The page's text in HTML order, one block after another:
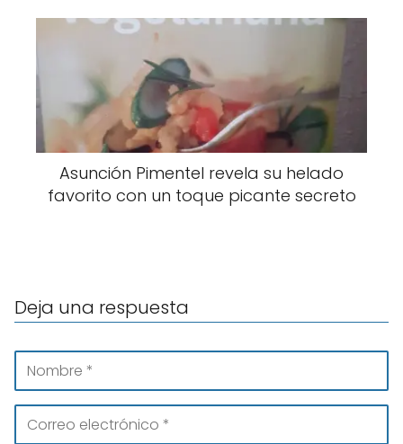
Asunción Pimentel revela su helado
favorito con un toque picante secreto
Deja una respuesta